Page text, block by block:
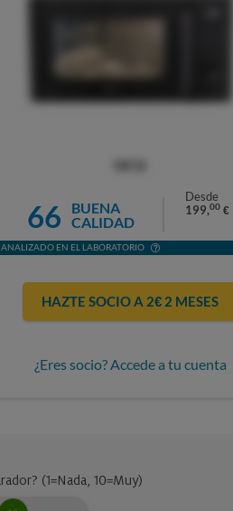
66
BUENA
CALIDAD
Desde
199,00 €
ANALIZADO EN EL LABORATORIO
HAZTE SOCIO A 2€ 2 MESES
¿Eres socio? Accede a tu cuenta